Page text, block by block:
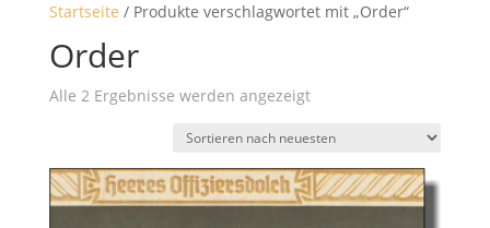
Literatur
Merchandise
Aktionen
Startseite / Produkte verschlagwortet mit „Order“
Order
Alle 2 Ergebnisse werden angezeigtNach
sortiert